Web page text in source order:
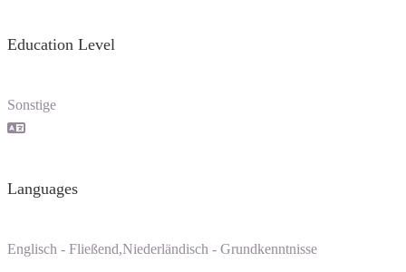
Education Level
Sonstige
Languages
Englisch - Fließend,Niederländisch - Grundkenntnisse